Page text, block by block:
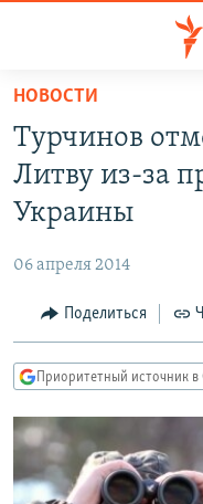
упрощенного
доступа
Вернуться
основному
Вернутся
Вернутся
поиску
ПОДКАСТЫ
АВТОРСКИЕ ПРОЕКТЫ
МНЕНИЯ
КУЛЬТУРА
КАВКАЗ.РЕАЛИИ
СЕВЕР.РЕАЛИИ
СИБИРЬ.РЕАЛИИ
НОВОСТИ
Турчинов
Литву из-за
Украины
06 апреля 2014
Поделиться
Приоритетный источник в